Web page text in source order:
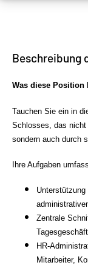
Beschreibung
Was diese Position
Tauchen Sie ein in
Schlosses, das nicht
sondern auch durch
Ihre Aufgaben
Zentrale
Tagesgeschäft
HR-
Mitarbeiter,